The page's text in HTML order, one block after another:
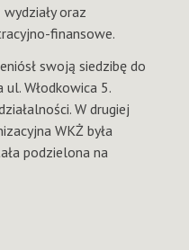
oraz
finansowe.
swoją siedzibę do
ul. Włodkowica 5.
W drugiej
WKŻ była
podzielona na